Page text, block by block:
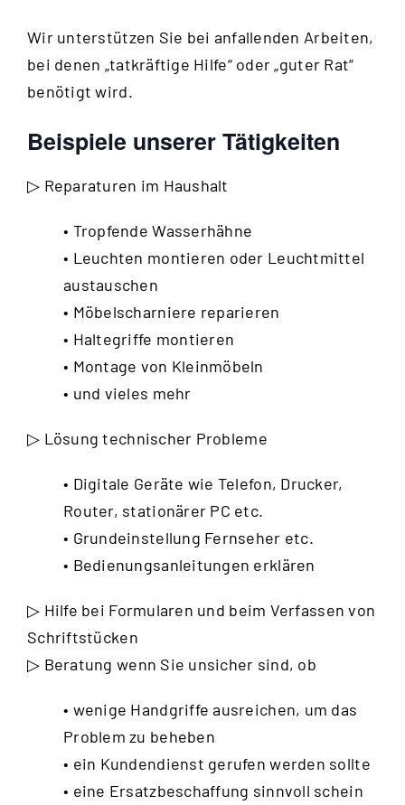
Wir unterstützen Sie bei anfallenden Arbeiten,
bei denen „tatkräftige Hilfe“ oder „guter Rat“
benötigt wird.
Beispiele unserer Tätigkeiten
▷ Reparaturen im Haushalt
• Tropfende Wasserhähne
• Leuchten montieren oder Leuchtmittel
austauschen
• Möbelscharniere reparieren
• Haltegriffe montieren
• Montage von Kleinmöbeln
• und vieles mehr
▷ Lösung technischer Probleme
• Digitale Geräte wie Telefon, Drucker,
Router, stationärer PC etc.
• Grundeinstellung Fernseher etc.
• Bedienungsanleitungen erklären
▷ Hilfe bei Formularen und beim Verfassen von
Schriftstücken
▷ Beratung wenn Sie unsicher sind, ob
• wenige Handgriffe ausreichen, um das
Problem zu beheben
• ein Kundendienst gerufen werden sollte
• eine Ersatzbeschaffung sinnvoll schein